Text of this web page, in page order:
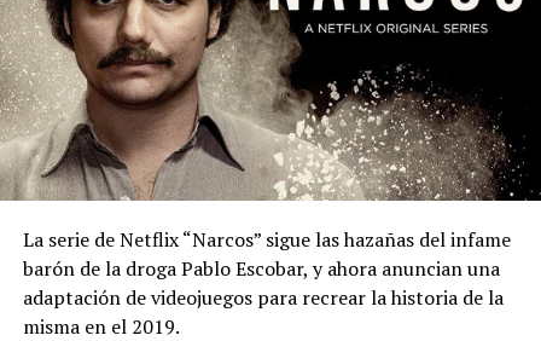
La serie de Netflix “Narcos” sigue las hazañas del infame
barón de la droga Pablo Escobar, y ahora anuncian una
adaptación de videojuegos para recrear la historia de la
misma en el 2019.